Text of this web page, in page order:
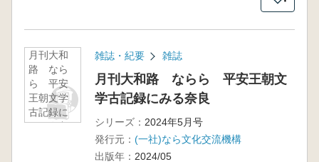
月刊大和
路 なら
ら 平安
王朝文学
古記録に
みる奈良
雑誌・紀要 雑誌
月刊大和路 ならら 平安王朝文
学古記録にみる奈良
シリーズ： 2024年5月号
発行元： (一社)なら文化交流機構
出版年： 2024/05